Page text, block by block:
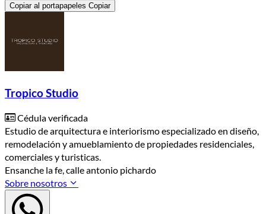
Copiar al portapapeles Copiar
Tropico Studio
Cédula verificada
Estudio de arquitectura e interiorismo especializado en diseño,
remodelación y amueblamiento de propiedades residenciales,
comerciales y turisticas.
Ensanche la fe, calle antonio pichardo
Sobre nosotros